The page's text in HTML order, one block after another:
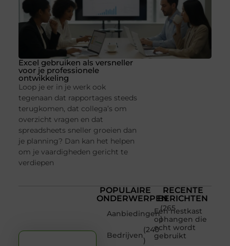
Excel gebruiken als versneller
voor je professionele
ontwikkeling
Loop je er in je werk ook
tegenaan dat rapportages steeds
terugkomen, dat collega’s om
overzicht vragen en dat
spreadsheets sneller groeien dan
je planning? Dan kan het helpen
om je vaardigheden gericht te
verdiepen
POPULAIRE
ONDERWERPEN
Aanbiedingen
(265
)
Bedrijven
(240
)
RECENTE
BERICHTEN
Een nestkast
ophangen die
echt wordt
gebruikt